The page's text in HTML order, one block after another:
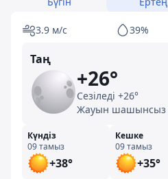
3.9 м/с 39%
Таң
+26°
Сезіледі +26°
Жауын шашынсыз
Күндіз
09 тамыз
+38°
Кешке
09 тамыз
+35°